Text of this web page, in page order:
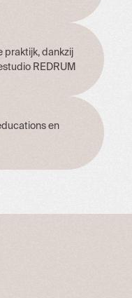
praktijk, dankzij
REDRUM
en